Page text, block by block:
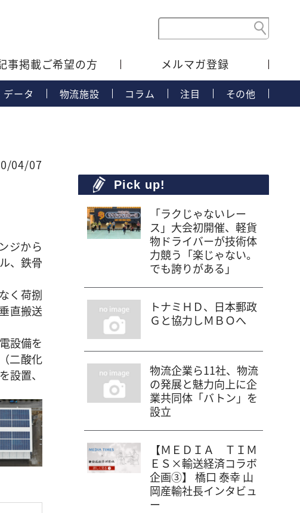
事掲載ご希望の方 メルマガ登録
データ 物流施設 コラム 注目 その他
04/07
ジから
、鉄骨
く荷捌
直搬送
設備を
二酸化
設置、
Pick up!
「ラクじゃないレー
ス」大会初開催、軽貨
物ドライバーが技術体
力競う「楽じゃない。
でも誇りがある」
トナミＨＤ、日本郵政
Ｇと協力しＭＢＯへ
物流企業ら11社、物流
の発展と魅力向上に企
業共同体「バトン」を
設立
【ＭＥＤＩＡ ＴＩＭ
ＥＳ×輸送経済コラボ
企画③】 橋口 泰幸 山
岡産輸社長インタビュ
ー